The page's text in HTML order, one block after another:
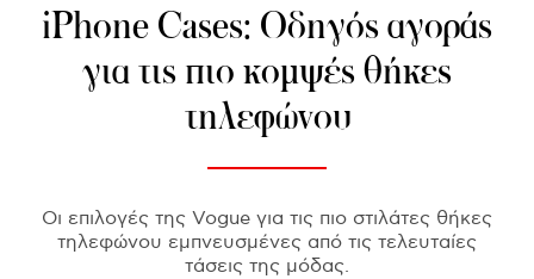
iPhone Cases: Οδηγός αγοράς
για τις πιο κομψές θήκες
τηλεφώνου
Οι επιλογές της Vogue για τις πιο στιλάτες θήκες
τηλεφώνου εμπνευσμένες από τις τελευταίες
τάσεις της μόδας.